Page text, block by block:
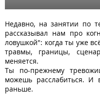
Недавно, на занятии по
рассказывал нам про
ловушкой": когда ты уже
травмы, границы,
меняется.
Ты по-прежнему
можешь расслабиться. И
раньше.